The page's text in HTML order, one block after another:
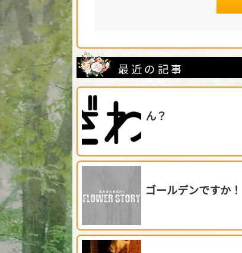
最近の記事
ん？
ゴールデンですか！